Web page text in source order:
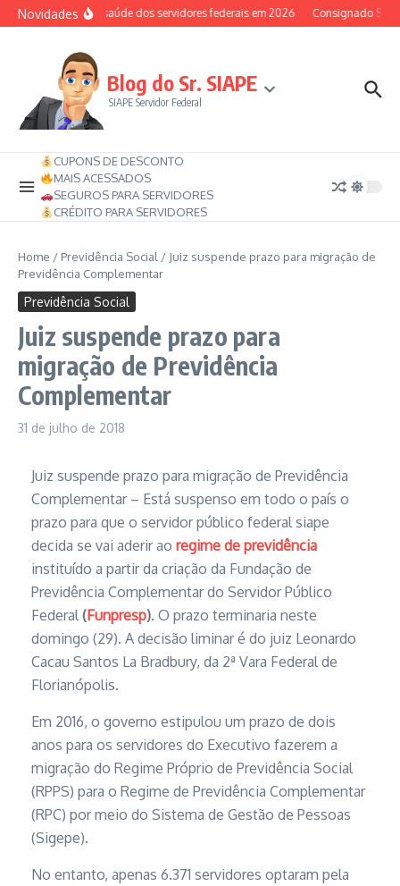
Ir para o conteúdo
NovidadesAuxílio-saúde dos servidores federais em 2026 Consignado
Blog do Sr. SIAPE
SIAPE Servidor Federal
CUPONS DE DESCONTO
MAIS ACESSADOS
SEGUROS PARA SERVIDORES
CRÉDITO PARA SERVIDORES
Home / Previdência Social / Juiz suspende prazo para migração de
Previdência Complementar
Previdência Social
Juiz suspende prazo para
migração de Previdência
Complementar
31 de julho de 2018
Juiz suspende prazo para migração de Previdência
Complementar – Está suspenso em todo o país o
prazo para que o servidor público federal siape
decida se vai aderir ao regime de previdência
instituído a partir da criação da Fundação de
Previdência Complementar do Servidor Público
Federal(Funpresp). O prazo terminaria neste
domingo (29). A decisão liminar é do juiz Leonardo
Cacau Santos La Bradbury, da 2ª Vara Federal de
Florianópolis.
Em 2016, o governo estipulou um prazo de dois
anos para os servidores do Executivo fazerem a
migração do Regime Próprio de Previdência Social
(RPPS) para o Regime de Previdência Complementar
(RPC) por meio do Sistema de Gestão de Pessoas
(Sigepe).
No entanto, apenas 6.371 servidores optaram pela